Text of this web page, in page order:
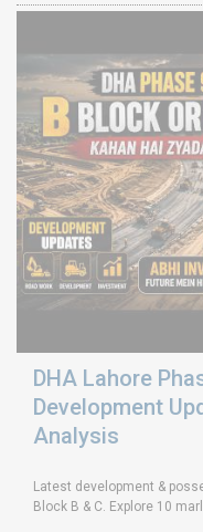
DHA Lahore
Development
Analysis
Latest development &
Block B & C. Explore 10